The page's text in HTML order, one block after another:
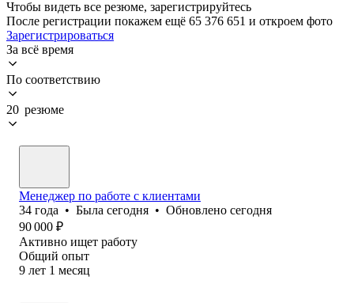
Чтобы видеть все резюме, зарегистрируйтесь
После регистрации покажем ещё 65 376 651 и откроем фото
Зарегистрироваться
За всё время
По соответствию
20 резюме
Менеджер по работе с клиентами
34 года • Была сегодня • Обновлено сегодня
90 000 ₽
Активно ищет работу
Общий опыт
9 лет 1 месяц